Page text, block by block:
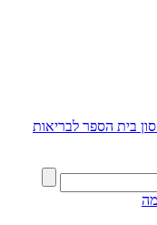
בית הספר לבריאות